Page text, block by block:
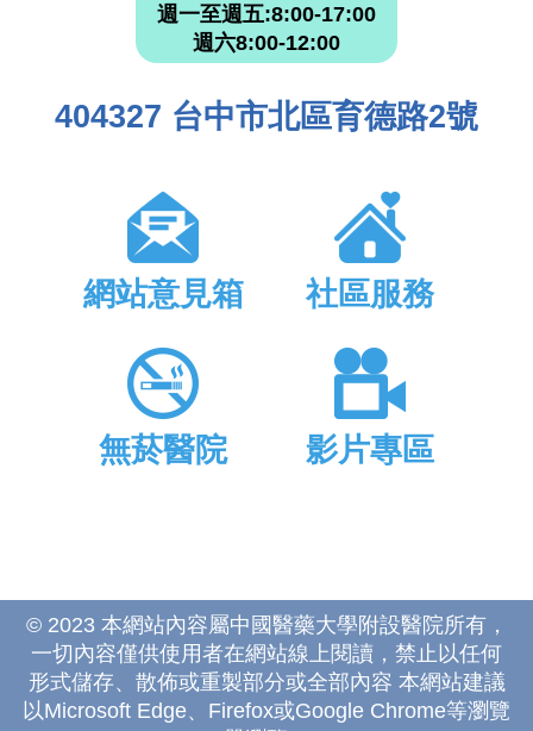
週一至週五:8:00-17:00
週六8:00-12:00
404327 台中市北區育德路2號
網站意見箱 社區服務
無菸醫院 影片專區
© 2023 本網站內容屬中國醫藥大學附設醫院所有，
一切內容僅供使用者在網站線上閱讀，禁止以任何
形式儲存、散佈或重製部分或全部內容 本網站建議
以Microsoft Edge、Firefox或Google Chrome等瀏覽